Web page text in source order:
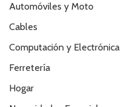
Automóviles y Moto
Cables
Computación y Electrónica
Ferretería
Hogar